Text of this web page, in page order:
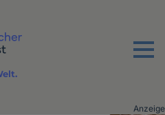
Menu
Anzeige